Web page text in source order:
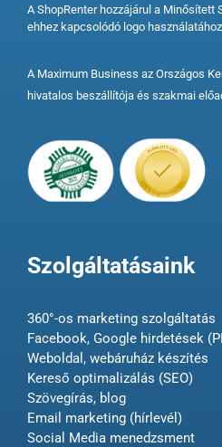
A ShopRenter hozzájárul a Minősített
ehhez kapcsolódó logo
A Maximum Business az Országos
hivatalos beszállítója és szakmai
Szolgáltatásaink
360°-os marketing szolgáltatás
Facebook, Google hirdetések
Weboldal, webáruház készítés
Kereső optimalizálás (SEO)
Szövegírás, blog
Email marketing (hírlevél)
Social Media menedzsment